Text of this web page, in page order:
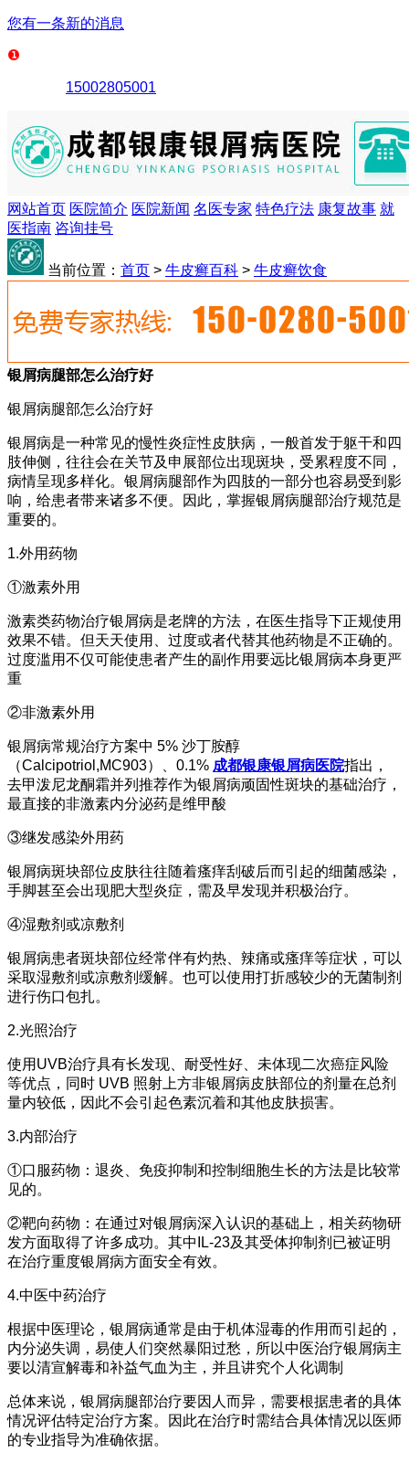
您有一条新的消息
15002805001
网站首页 医院简介 医院新闻 名医专家 特色疗法 康复故事 就
医指南 咨询挂号
当前位置： 首页 > 牛皮癣百科 > 牛皮癣饮食
银屑病腿部怎么治疗好
银屑病腿部怎么治疗好
银屑病是一种常见的慢性炎症性皮肤病，一般首发于躯干和四
肢伸侧，往往会在关节及申展部位出现斑块，受累程度不同，
病情呈现多样化。银屑病腿部作为四肢的一部分也容易受到影
响，给患者带来诸多不便。因此，掌握银屑病腿部治疗规范是
重要的。
1.外用药物
①激素外用
激素类药物治疗银屑病是老牌的方法，在医生指导下正规使用
效果不错。但天天使用、过度或者代替其他药物是不正确的。
过度滥用不仅可能使患者产生的副作用要远比银屑病本身更严
重
②非激素外用
银屑病常规治疗方案中 5% 沙丁胺醇
（Calcipotriol,MC903）、0.1% 成都银康银屑病医院指出，
去甲泼尼龙酮霜并列推荐作为银屑病顽固性斑块的基础治疗，
最直接的非激素内分泌药是维甲酸
③继发感染外用药
银屑病斑块部位皮肤往往随着瘙痒刮破后而引起的细菌感染，
手脚甚至会出现肥大型炎症，需及早发现并积极治疗。
④湿敷剂或凉敷剂
银屑病患者斑块部位经常伴有灼热、辣痛或瘙痒等症状，可以
采取湿敷剂或凉敷剂缓解。也可以使用打折感较少的无菌制剂
进行伤口包扎。
2.光照治疗
使用UVB治疗具有长发现、耐受性好、未体现二次癌症风险
等优点，同时 UVB 照射上方非银屑病皮肤部位的剂量在总剂
量内较低，因此不会引起色素沉着和其他皮肤损害。
3.内部治疗
①口服药物：退炎、免疫抑制和控制细胞生长的方法是比较常
见的。
②靶向药物：在通过对银屑病深入认识的基础上，相关药物研
发方面取得了许多成功。其中IL-23及其受体抑制剂已被证明
在治疗重度银屑病方面安全有效。
4.中医中药治疗
根据中医理论，银屑病通常是由于机体湿毒的作用而引起的，
内分泌失调，易使人们突然暴阳过愁，所以中医治疗银屑病主
要以清宣解毒和补益气血为主，并且讲究个人化调制
总体来说，银屑病腿部治疗要因人而异，需要根据患者的具体
情况评估特定治疗方案。因此在治疗时需结合具体情况以医师
的专业指导为准确依据。